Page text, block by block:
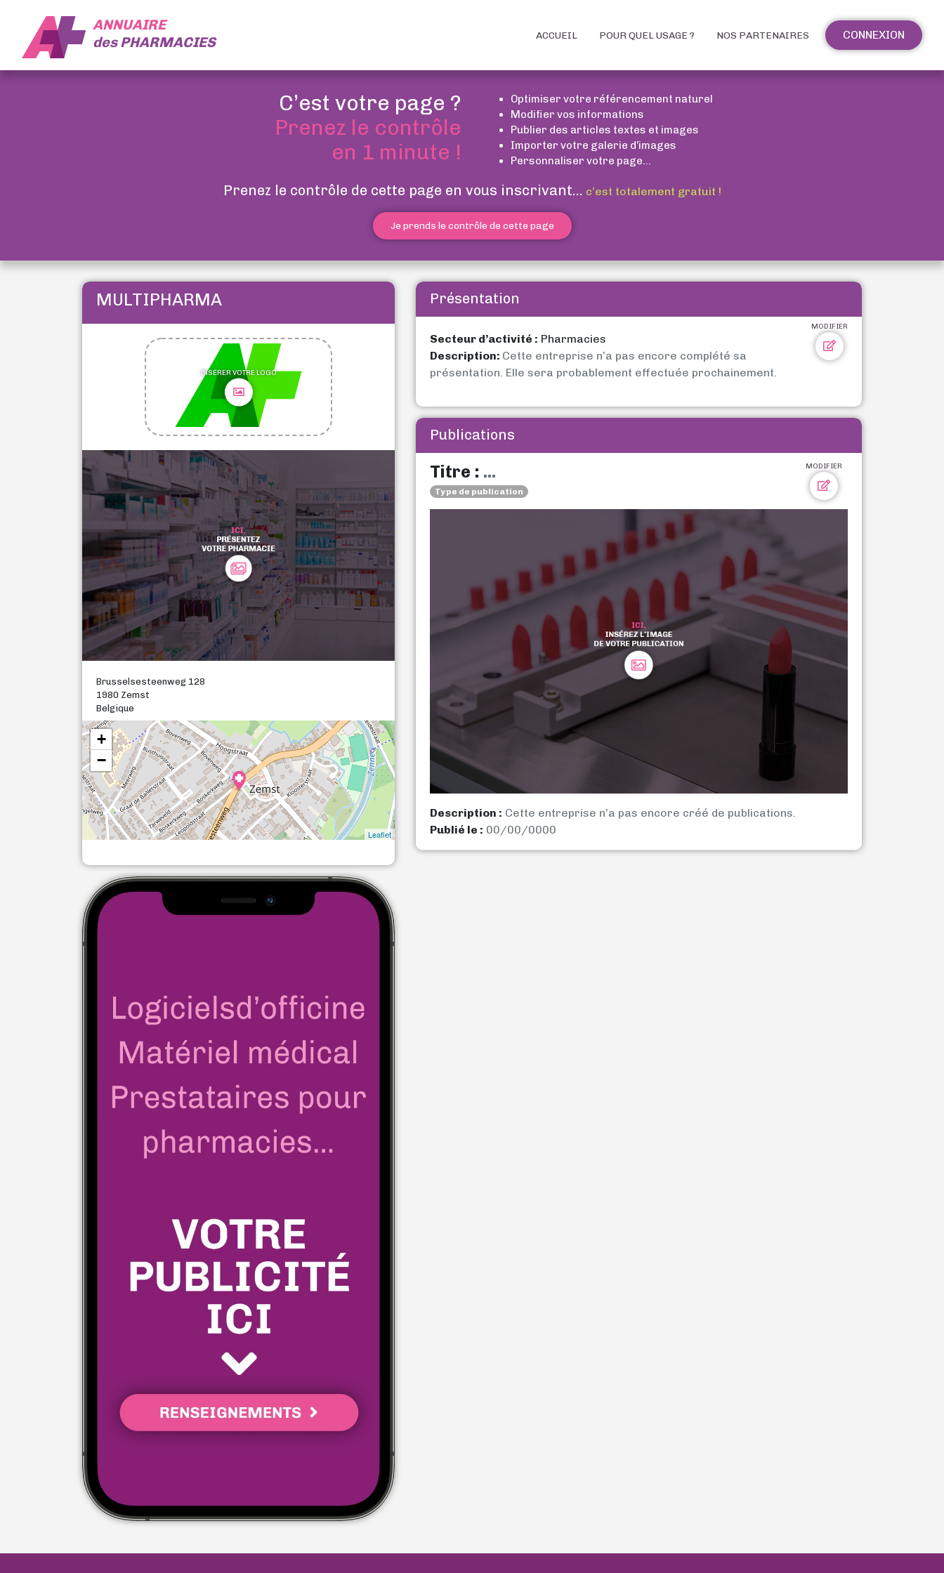
ANNUAIRE
desPHARMACIES ACCUEIL POUR QUEL USAGE ? NOS PARTENAIRES CONNEXION
C’est votre page ?
Prenez le contrôle
en 1 minute !
Optimiser votre référencement naturel
Modifier vos informations
Publier des articles textes et images
Importer votre galerie d’images
Personnaliser votre page...
Prenez le contrôle de cette page en vous inscrivant... c’est totalement gratuit !
Je prends le contrôle de cette page
MULTIPHARMA
INSÉRER VOTRE LOGO
Brusselsesteenweg 128
1980 Zemst
Belgique
+
−
Leaflet
Présentation
MODIFIER
Secteur d’activité : Pharmacies
Description: Cette entreprise n’a pas encore complété sa
présentation. Elle sera probablement effectuée prochainement.
Publications
MODIFIER
Titre : ...
Type de publication
Description : Cette entreprise n’a pas encore créé de publications.
Publié le : 00/00/0000